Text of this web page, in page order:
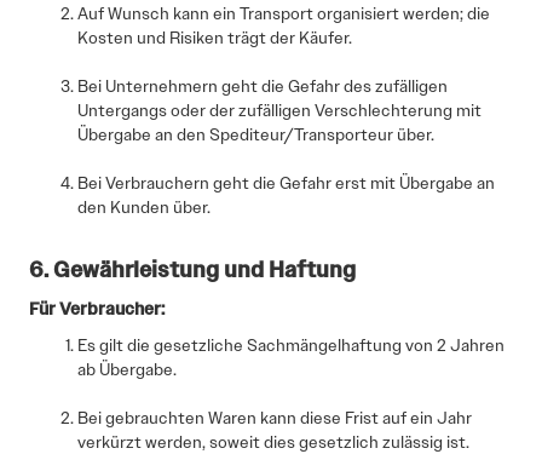
Auf Wunsch kann ein Transport organisiert werden; die
Kosten und Risiken trägt der Käufer.
Bei Unternehmern geht die Gefahr des zufälligen
Untergangs oder der zufälligen Verschlechterung mit
Übergabe an den Spediteur/Transporteur über.
Bei Verbrauchern geht die Gefahr erst mit Übergabe an
den Kunden über.
6. Gewährleistung und Haftung
Für Verbraucher:
Es gilt die gesetzliche Sachmängelhaftung von 2 Jahren
ab Übergabe.
Bei gebrauchten Waren kann diese Frist auf ein Jahr
verkürzt werden, soweit dies gesetzlich zulässig ist.